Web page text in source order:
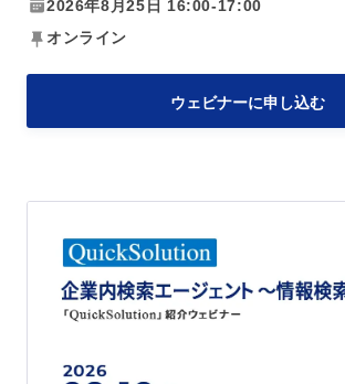
紹
ェ
2026年8月25日 16:00-17:00
オンライン
ウェビナーに申し込む